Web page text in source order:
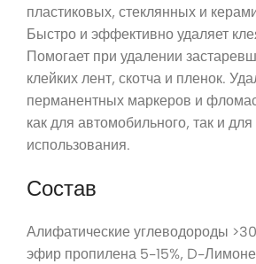
пластиковых, стеклянных и
Быстро и эффективно удаляет
Помогает при удалении
клейких лент, скотча и пленок.
перманентных маркеров и
как для автомобильного, так и
использования.
Состав
Алифатические углеводороды
эфир пропилена 5-15%, D-